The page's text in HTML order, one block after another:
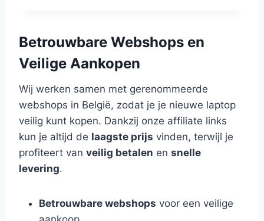
Betrouwbare Webshops en
Veilige Aankopen
Wij werken samen met gerenommeerde
webshops in België, zodat je je nieuwe laptop
veilig kunt kopen. Dankzij onze affiliate links
kun je altijd de laagste prijs vinden, terwijl je
profiteert van veilig betalen en snelle
levering.
Betrouwbare webshops voor een veilige